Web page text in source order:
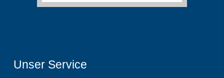
Unser Service